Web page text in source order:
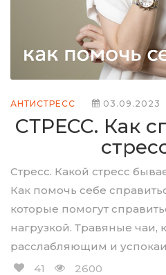
АНТИСТРЕСС 03.09.2023
СТРЕСС. Как
Стресс. Какой стресс
Как помочь себе
которые помогут
нагрузкой. Травяные чаи,
расслабляющим и
41
2600